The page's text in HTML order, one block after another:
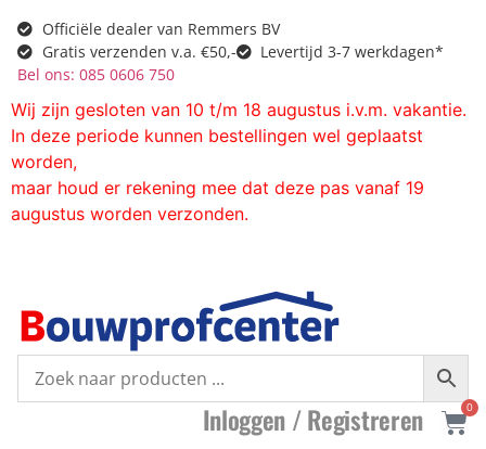
Officiële dealer van Remmers BV
Gratis verzenden v.a. €50,-
Levertijd 3-7 werkdagen*
Bel ons: 085 0606 750
Wij zijn gesloten van 10 t/m 18 augustus i.v.m. vakantie.
In deze periode kunnen bestellingen wel geplaatst
worden,
maar houd er rekening mee dat deze pas vanaf 19
augustus worden verzonden.
Inloggen /Registreren 0